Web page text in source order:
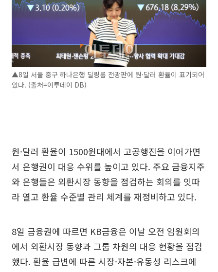
▲8일 서울 중구 하나은행 딜링룸 전광판에 원·달러 환율이 표기되어
있다. (출처=이투데이 DB)
원·달러 환율이 1500원대에서 고공행진을 이어가면
서 은행권이 대응 수위를 높이고 있다. 주요 금융지주
와 은행들은 외환시장 동향을 점검하는 회의를 잇따
라 열고 환율 수준별 관리 체계를 재정비하고 있다.
8일 금융권에 따르면 KB금융은 이날 오전 임원회의
에서 외환시장 동향과 그룹 차원의 대응 현황을 점검
했다. 환율 급변에 따른 시장·자본·유동성 리스크에